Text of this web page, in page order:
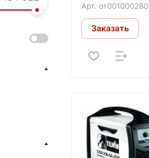
Арт. от001000280
Заказать